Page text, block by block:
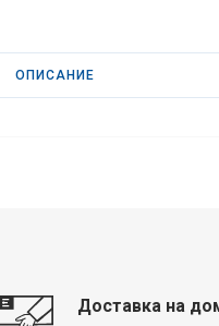
ОПИСАНИЕ
Доставка на